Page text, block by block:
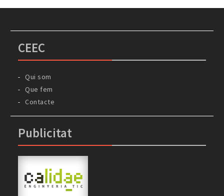
CEEC
Qui som
Que fem
Contacte
Publicitat